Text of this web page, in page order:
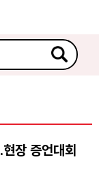
장 증언대회